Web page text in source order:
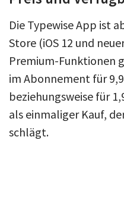
Die Typewise App ist
Store (iOS 12 und
Premium-Funktionen
im Abonnement für
beziehungsweise für
als einmaliger Kauf,
schlägt.